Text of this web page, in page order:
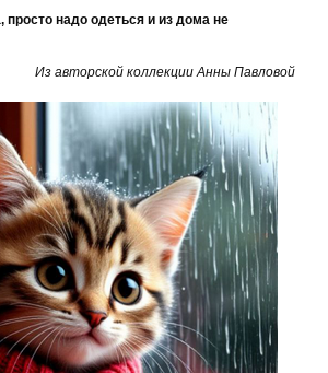
просто надо одеться и из дома не
Из авторской коллекции Анны Павловой